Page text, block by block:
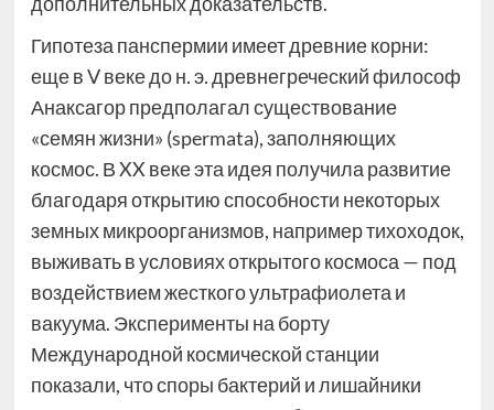
Гипотеза панспермии имеет древние корни:
еще в V веке до н. э. древнегреческий философ
Анаксагор предполагал существование
«семян жизни» (spermata), заполняющих
космос. В XX веке эта идея получила развитие
благодаря открытию способности некоторых
земных микроорганизмов, например тихоходок,
выживать в условиях открытого космоса — под
воздействием жесткого ультрафиолета и
вакуума. Эксперименты на борту
Международной космической станции
показали, что споры бактерий и лишайники